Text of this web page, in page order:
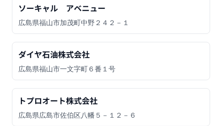
ソーキャル アベニュー
広島県福山市加茂町中野２４２－１
ダイヤ石油株式会社
広島県福山市一文字町６番１号
トプロオート株式会社
広島県広島市佐伯区八幡５－１２－６